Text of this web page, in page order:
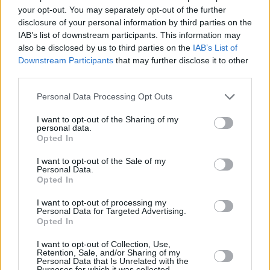
your opt-out. You may separately opt-out of the further
disclosure of your personal information by third parties on the
IAB’s list of downstream participants. This information may
also be disclosed by us to third parties on the IAB’s List of
Downstream Participants that may further disclose it to other
Personal Data Processing Opt Outs
I want to opt-out of the Sharing of my
personal data.
Opted In
I want to opt-out of the Sale of my
Personal Data.
Opted In
I want to opt-out of processing my
Personal Data for Targeted Advertising.
Opted In
I want to opt-out of Collection, Use,
Retention, Sale, and/or Sharing of my
Personal Data that Is Unrelated with the
48.400 Kč • náborový bonus 50.000 Kč • příspěvek na ubytování
okres Jihlava)
07.08.2026 -
Specialista pro elektronická zařízení údržby (m/ž) (tř.
Klementa 869, Mladá Boleslav II)
06.08.2026 -Bosch Powertrain s.r.o. Jihlava • CNC operátor• mzda
Kč • náborový bonus 50.000 Kč • příspěvek na ubytování (Jihlava,
Prima sport - co nabídne v prvním
vysílacím týdnu
Kdy a kde bude Prima sport k
naladění na Skylinku